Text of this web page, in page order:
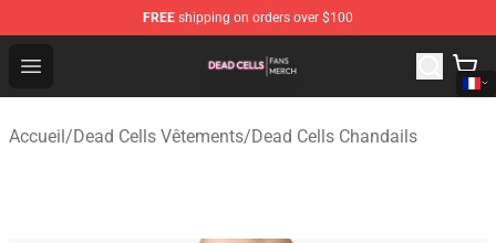
FREE shipping on orders over $100
Open menu
Dead Cells Shop - Official Dead Cells Merchandise Store
Accueil/Dead Cells Vêtements/Dead Cells Chandails